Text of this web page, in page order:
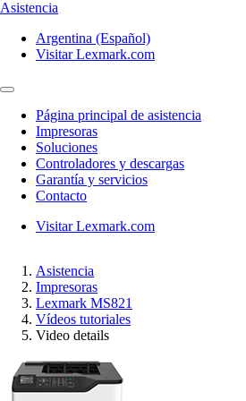
Asistencia
Argentina (Español)
Visitar Lexmark.com
Página principal de asistencia
Impresoras
Soluciones
Controladores y descargas
Garantía y servicios
Contacto
Visitar Lexmark.com
Asistencia
Impresoras
Lexmark MS821
Vídeos tutoriales
Video details